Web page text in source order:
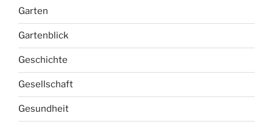
Garten
Gartenblick
Geschichte
Gesellschaft
Gesundheit